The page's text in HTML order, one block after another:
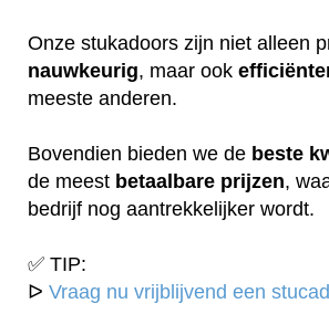
Onze stukadoors zijn niet alleen
nauwkeurig, maar ook
meeste anderen.
Bovendien bieden we de beste
de meest betaalbare prijzen,
bedrijf nog aantrekkelijker wordt.
✅ TIP:
ᐅ Vraag nu vrijblijvend een